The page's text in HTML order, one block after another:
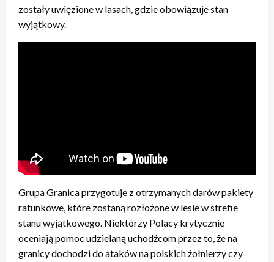
zostały uwięzione w lasach, gdzie obowiązuje stan
wyjątkowy.
Grupa Granica przygotuje z otrzymanych darów pakiety
ratunkowe, które zostaną rozłożone w lesie w strefie
stanu wyjątkowego. Niektórzy Polacy krytycznie
oceniają pomoc udzielaną uchodźcom przez to, że na
granicy dochodzi do ataków na polskich żołnierzy czy